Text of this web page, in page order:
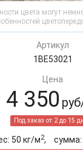
цвета могут
Артикул
1BE53021
Цена
4 350
Под заказ от 2 до 15
50 кг/м2, cумма: